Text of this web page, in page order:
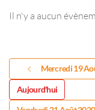
Il n'y a aucun
Mercredi 19
Aujourd'hui